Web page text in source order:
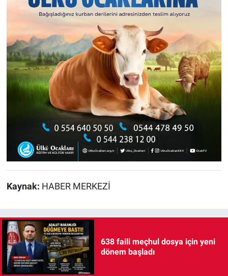
Kaynak: HABER MERKEZİ
638 faili meçhul dosya için yeni
dönem başladı